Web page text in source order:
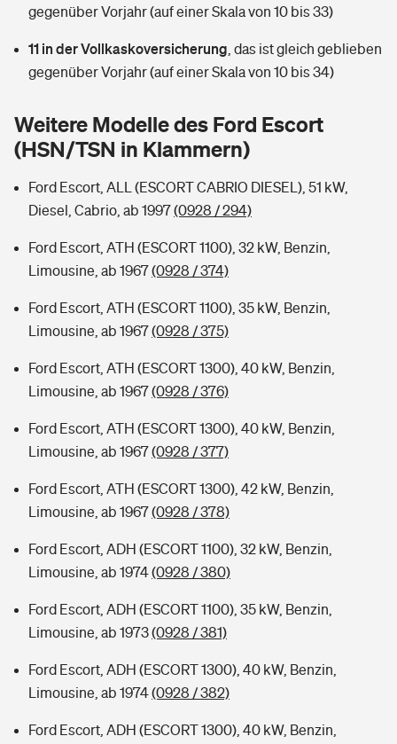
Hochwasser-Check: Wie gefährdet ist Ihr Haus?
Wer versichert was: Jetzt Versicherer finden
Sie haben Fragen?
Hundehalter-Haftpflicht
Private Cyberversicherung
Musikinstrumentenversicherung
Zur Übersicht
Tools
Kinderunfall-Check: Mehr Sicherheit für deine Kids
Sie haben Fragen?
Tools
Wer versichert was: Jetzt Versicherer finden
Sie haben Fragen?
Rentenrechner: Wie viel Geld bekomme ich im Alter?
gegenüber Vorjahr (auf einer Skala von 10 bis 33)
11 in der Vollkaskoversicherung das ist gleich geblieben
gegenüber Vorjahr (auf einer Skala von 10 bis 34)
Weitere Modelle des Ford Escort
(HSN/TSN in Klammern)
Ford Escort, ALL (ESCORT CABRIO DIESEL), 51 kW,
Diesel, Cabrio, ab 1997(0928 / 294)
Ford Escort, ATH (ESCORT 1100), 32 kW, Benzin,
Limousine, ab 1967(0928 / 374)
Ford Escort, ATH (ESCORT 1100), 35 kW, Benzin,
Limousine, ab 1967(0928 / 375)
Ford Escort, ATH (ESCORT 1300), 40 kW, Benzin,
Limousine, ab 1967(0928 / 376)
Ford Escort, ATH (ESCORT 1300), 40 kW, Benzin,
Limousine, ab 1967(0928 / 377)
Ford Escort, ATH (ESCORT 1300), 42 kW, Benzin,
Limousine, ab 1967(0928 / 378)
Ford Escort, ADH (ESCORT 1100), 32 kW, Benzin,
Limousine, ab 1974(0928 / 380)
Ford Escort, ADH (ESCORT 1100), 35 kW, Benzin,
Limousine, ab 1973(0928 / 381)
Ford Escort, ADH (ESCORT 1300), 40 kW, Benzin,
Limousine, ab 1974(0928 / 382)
Ford Escort, ADH (ESCORT 1300), 40 kW, Benzin,